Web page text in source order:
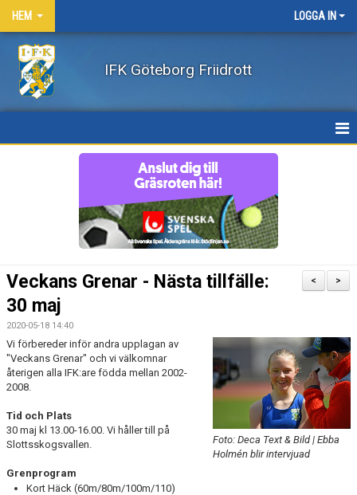
HEM LOGGA IN
IFK Göteborg Friidrott
KLÄDER
FUNKTIONÄR
>
<
Veckans Grenar - Nästa tillfälle:
30 maj
2020-05-18 14:40
Foto: Deca Text & Bild | Ebba
Holmén blir intervjuad
Vi förbereder inför andra upplagan av
"Veckans Grenar" och vi välkomnar
återigen alla IFK:are födda mellan 2002-
2008.
Tid och Plats
30 maj kl 13.00-16.00. Vi håller till på
Slottsskogsvallen.
Grenprogram
Kort Häck (60m/80m/100m/110)